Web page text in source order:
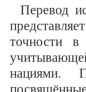
Перевод
точности
нациями.